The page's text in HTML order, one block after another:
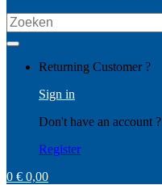
Search
for:
Returning Customer ?
Sign in
Don't have an account ?
Register
0 € 0,00